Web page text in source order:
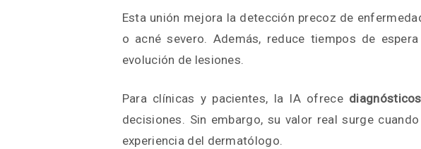
Esta unión mejora la detección precoz de
o acné severo. Además, reduce tiempos de
evolución de lesiones.
Para clínicas y pacientes, la IA ofrece
decisiones. Sin embargo, su valor real surge
experiencia del dermatólogo.